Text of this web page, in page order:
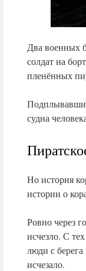
Два военных
солдат на
пленённых
судна
Но история
истории о
Ровно через
исчезло. С
люди с
исчезало.